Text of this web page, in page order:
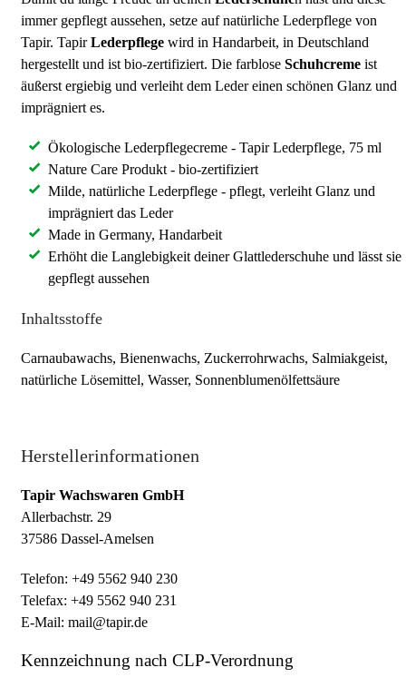
immer gepflegt aussehen, setze auf natürliche Lederpflege von
Tapir. TapirLederpflege wird in Handarbeit, in Deutschland
hergestellt und ist bio-zertifiziert. Die farblose Schuhcreme ist
äußerst ergiebig und verleiht dem Leder einen schönen Glanz und
imprägniert es.
Ökologische Lederpflegecreme - Tapir Lederpflege, 75 ml
Nature Care Produkt - bio-zertifiziert
Milde, natürliche Lederpflege - pflegt, verleiht Glanz und
imprägniert das Leder
Made in Germany, Handarbeit
Erhöht die Langlebigkeit deiner Glattlederschuhe und lässt sie
gepflegt aussehen
Inhaltsstoffe
Carnaubawachs, Bienenwachs, Zuckerrohrwachs, Salmiakgeist,
natürliche Lösemittel, Wasser, Sonnenblumenölfettsäure
Herstellerinformationen
Tapir Wachswaren GmbH
Allerbachstr. 29
37586 Dassel-Amelsen
Telefon: +49 5562 940 230
Telefax: +49 5562 940 231
E-Mail: mail@tapir.de
Kennzeichnung nach CLP-Verordnung